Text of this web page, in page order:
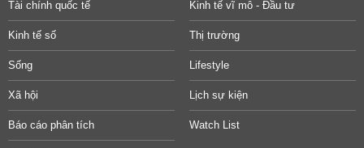
Tài chính quốc tế Kinh tế vĩ mô - Đầu tư
Kinh tế số Thị trường
Sống Lifestyle
Xã hội Lịch sự kiện
Báo cáo phân tích Watch List